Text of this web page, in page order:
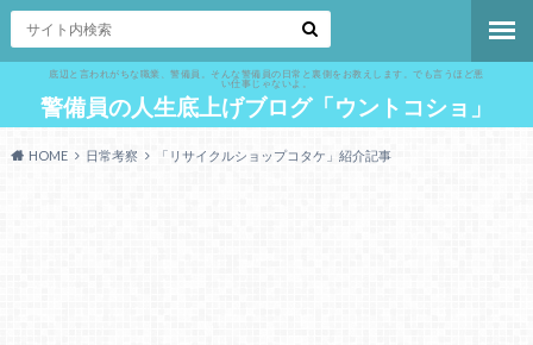
底辺と言われがちな職業、警備員。そんな警備員の日常と裏側をお教えします。でも言うほど悪
い仕事じゃないよ。
警備員の人生底上げブログ「ウントコショ」
HOME 日常考察 「リサイクルショップコタケ」紹介記事